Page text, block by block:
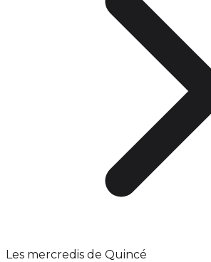
Les mercredis de Quincé